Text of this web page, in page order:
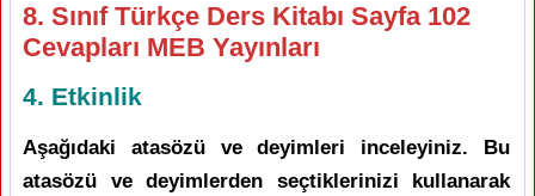
8. Sınıf Türkçe Ders Kitabı Sayfa 102
Cevapları MEB Yayınları
4. Etkinlik
Aşağıdaki atasözü ve deyimleri inceleyiniz. Bu
atasözü ve deyimlerden seçtiklerinizi kullanarak